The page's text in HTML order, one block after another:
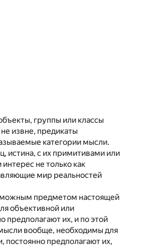
группы или классы
извне, предикаты
категории мысли.
истина, с их примитивами или
не только как
мир реальностей
предметом настоящей
объективной или
предполагают их, и по этой
вообще, необходимы для
предполагают их,